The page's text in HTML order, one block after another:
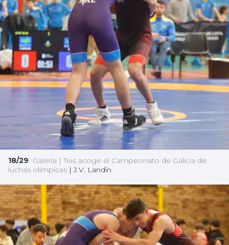
18/29 Galería | Teis acoge el Campeonato de Galicia de
luchas olímpicas |J.V. Landín